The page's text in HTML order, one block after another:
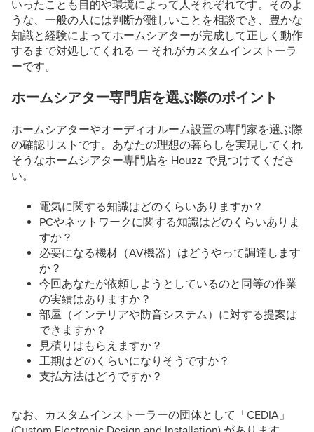
いったことも目的や環境によって人それぞれです。そのよ
うな、一般の人には判断が難しいことを相談でき、豊かな
知識と経験によってホームシアターが完成して正しく動作
するまで対処してくれる ー それがカスタムインストーラ
ーです。
ホームシアター専門店を選ぶ際のポイント
ホームシアターやオーディオルーム設置の専門家を選ぶ際
の確認リストです。あなたの理想の暮らしを実現してくれ
そうなホームシアター専門店を Houzz で見つけてくださ
い。
電気に関する知識はどのくらいありますか？
PCやネットワークに関する知識はどのくらいありま
すか？
必要になる機材（AV機器）はどうやって調達します
か？
今回あなたが依頼しようとしているのと同等の作業
の実績はありますか？
部屋（インテリアや防音システム）に対する提案は
できますか？
見積りはもらえますか？
工期はどのくらいになりそうですか？
支払方法はどうですか？
なお、カスタムインストーラーの団体として「CEDIA」